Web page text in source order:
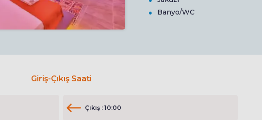
Banyo/WC
Giriş-Çıkış Saati
Çıkış : 10:00